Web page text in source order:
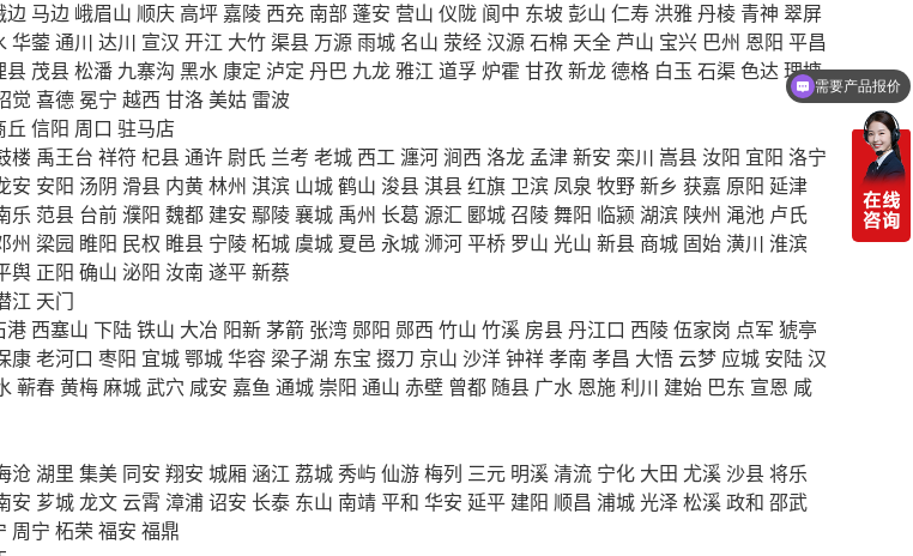
边 马边 峨眉山 顺庆 高坪 嘉陵 西充 南部 蓬安 营山 仪陇 阆中 东坡彭山 仁寿 洪雅丹棱 青神 翠屏
华蓥 通川 达川 宣汉 开江 大竹 渠县 万源雨城 名山 荥经汉源石棉 天全 芦山 宝兴 巴州 恩阳 平昌
县 茂县松潘 九寨沟 黑水 康定 泸定 丹巴 九龙雅江 道孚炉霍 甘孜新龙德格 白玉 石渠色达 理塘
觉 喜德 冕宁 越西 甘洛 美姑 雷波
丘 信阳 周口 驻马店
楼 禹王台 祥符 杞县通许 尉氏 兰考 老城 西工瀍河涧西 洛龙 孟津新安 栾川 嵩县 汝阳 宜阳 洛宁
安 安阳 汤阴 滑县 内黄林州 淇滨 山城鹤山 浚县淇县红旗 卫滨 凤泉 牧野新乡 获嘉 原阳 延津
乐 范县 台前濮阳 魏都 建安 鄢陵襄城 禹州 长葛 源汇 郾城召陵舞阳 临颍 湖滨 陕州 渑池 卢氏
州 梁园 睢阳 民权 睢县 宁陵柘城 虞城 夏邑 永城浉河平桥 罗山 光山 新县 商城 固始潢川 淮滨
舆 正阳 确山 泌阳 汝南 遂平新蔡
江 天门
港 西塞山 下陆铁山 大冶 阳新茅箭 张湾 郧阳 郧西 竹山 竹溪 房县丹江口 西陵伍家岗 点军 猇亭
康老河口 枣阳 宜城鄂城华容 梁子湖 东宝 掇刀 京山 沙洋钟祥孝南 孝昌 大悟 云梦 应城 安陆汉
蕲春黄梅麻城武穴 咸安 嘉鱼 通城 崇阳 通山 赤壁 曾都 随县 广水 恩施利川 建始 巴东 宣恩 咸
沧 湖里 集美 同安 翔安 城厢 涵江 荔城秀屿仙游梅列 三元 明溪清流 宁化 大田 尤溪沙县将乐
安 芗城龙文 云霄 漳浦诏安 长泰 东山 南靖平和 华安 延平 建阳 顺昌 浦城光泽松溪政和 邵武
周宁 柘荣 福安 福鼎
需要产品报价
可以定制方案吗？